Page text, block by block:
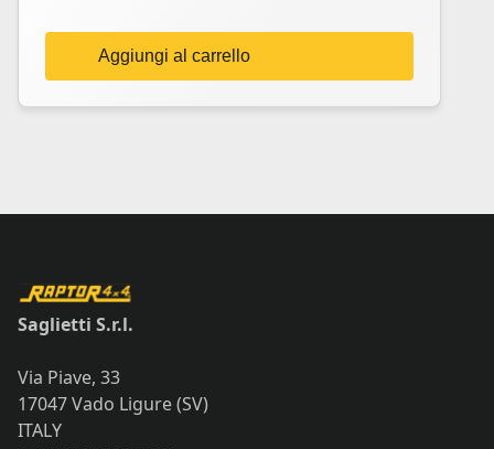
Aggiungi al carrello
Saglietti S.r.l.
Via Piave, 33
17047 Vado Ligure (SV)
ITALY